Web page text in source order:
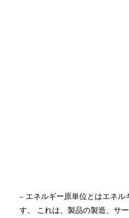
– エネルギー原単位とはエネル
す。 これは、製品の製造、サ